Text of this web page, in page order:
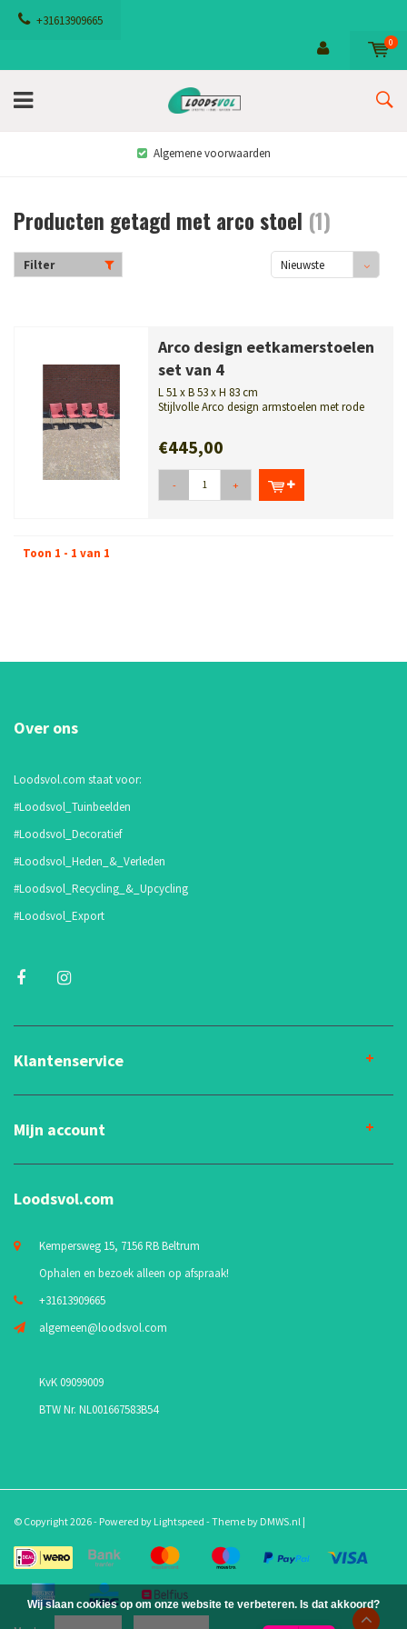
+31613909665
0
Algemene voorwaarden
Producten getagd met arco stoel (1)
Filter
Nieuwste
Arco design eetkamerstoelen
set van 4
L 51 x B 53 x H 83 cm
Stijlvolle Arco design armstoelen met rode
€445,00
- +
Toon 1 - 1 van 1
Over ons
Loodsvol.com staat voor:
#Loodsvol_Tuinbeelden
#Loodsvol_Decoratief
#Loodsvol_Heden_&_Verleden
#Loodsvol_Recycling_&_Upcycling
#Loodsvol_Export
Klantenservice
Mijn account
Loodsvol.com
Kempersweg 15, 7156 RB Beltrum
Ophalen en bezoek alleen op afspraak!
+31613909665
algemeen@loodsvol.com
KvK 09099009
BTW Nr. NL001667583B54
© Copyright 2026 - Powered by Lightspeed - Theme by DMWS.nl |
Wij slaan cookies op om onze website te verbeteren. Is dat akkoord?